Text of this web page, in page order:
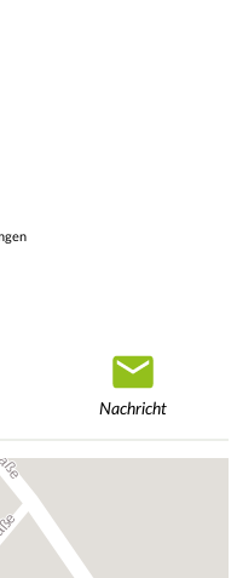
Nachricht